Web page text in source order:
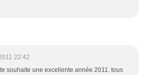
22:42
souhaite une excellente année 2011. tous